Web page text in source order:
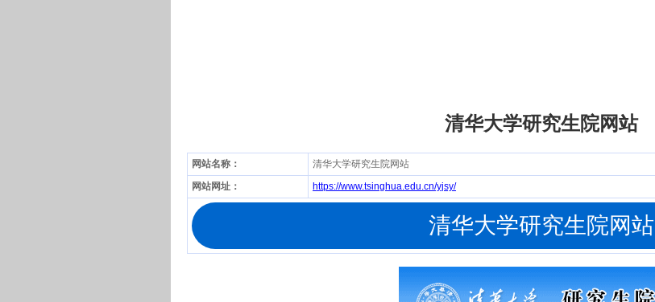
清华大学研究生院网站
网站名称：
清华大学研究生院网站
网站网址：
https://www.tsinghua.edu.cn/yjsy/
清华大学研究生院网站